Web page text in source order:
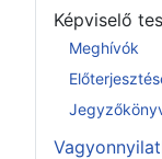
Képviselő
Meghívók